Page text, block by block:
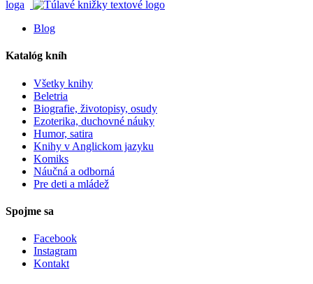
Blog
Katalóg kníh
Všetky knihy
Beletria
Biografie, životopisy, osudy
Ezoterika, duchovné náuky
Humor, satira
Knihy v Anglickom jazyku
Komiks
Náučná a odborná
Pre deti a mládež
Spojme sa
Facebook
Instagram
Kontakt